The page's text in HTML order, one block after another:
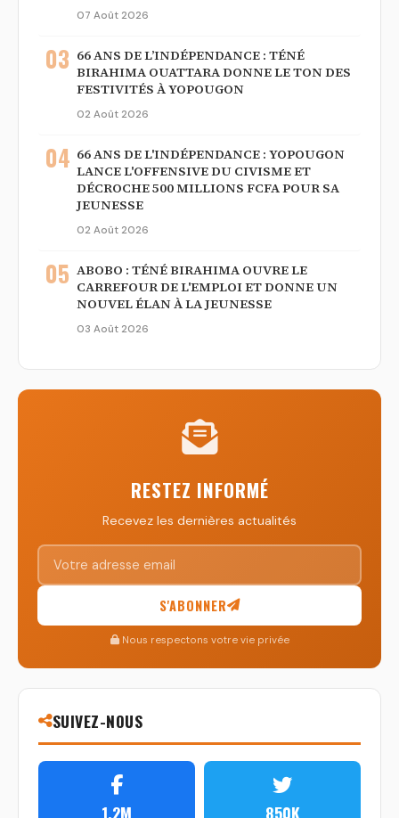
07 Août 2026
03 66 ANS DE L’INDÉPENDANCE : TÉNÉ
BIRAHIMA OUATTARA DONNE LE TON DES
FESTIVITÉS À YOPOUGON
02 Août 2026
04 66 ANS DE L'INDÉPENDANCE : YOPOUGON
LANCE L'OFFENSIVE DU CIVISME ET
DÉCROCHE 500 MILLIONS FCFA POUR SA
JEUNESSE
02 Août 2026
05 ABOBO : TÉNÉ BIRAHIMA OUVRE LE
CARREFOUR DE L'EMPLOI ET DONNE UN
NOUVEL ÉLAN À LA JEUNESSE
03 Août 2026
RESTEZ INFORMÉ
Recevez les dernières actualités
S'ABONNER
Nous respectons votre vie privée
SUIVEZ-NOUS
1.2M 850K